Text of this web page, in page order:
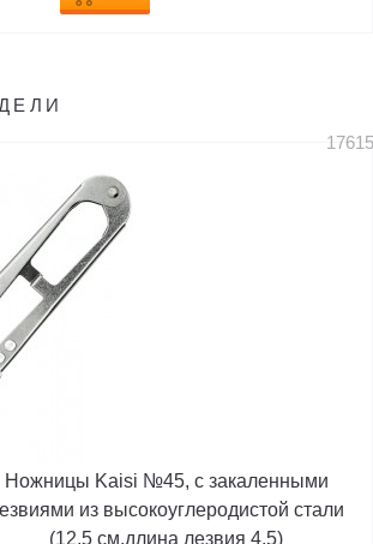
Ножницы Kaisi №45, с закаленными
из высокоуглеродистой стали
(12,5 см,длина лезвия 4,5)